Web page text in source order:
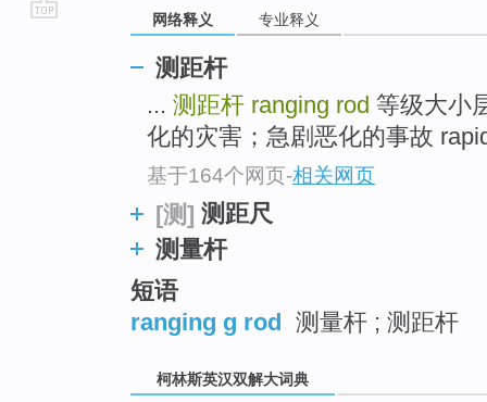
网络释义 专业释义
测距杆
... 测距杆 ranging rod 等级大小
化的灾害；急剧恶化的事故
基于164个网页-相关网页
[测] 测距尺
测量杆
短语
ranging g rod 测量杆 ; 测距杆
柯林斯英汉双解大词典